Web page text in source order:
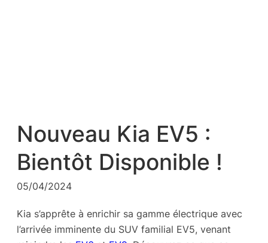
Nouveau Kia EV5 :
Bientôt Disponible !
05/04/2024
Kia s’apprête à enrichir sa gamme électrique avec
l’arrivée imminente du SUV familial EV5, venant